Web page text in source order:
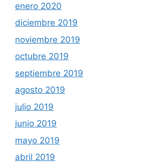
enero 2020
diciembre 2019
noviembre 2019
octubre 2019
septiembre 2019
agosto 2019
julio 2019
junio 2019
mayo 2019
abril 2019